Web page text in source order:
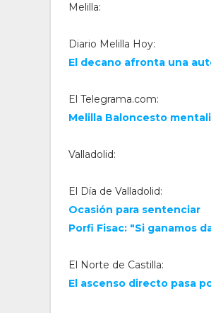
Melilla:
Diario Melilla Hoy:
El decano afronta una
El Telegrama.com:
Melilla Baloncesto
Valladolid:
El Día de Valladolid:
Ocasión para sentenciar
Porfi Fisac: "Si ganamos
El Norte de Castilla:
El ascenso directo pasa